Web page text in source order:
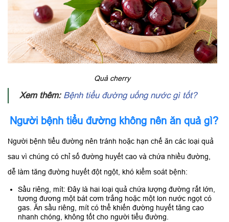
Quả cherry
Xem thêm: Bệnh tiểu đường uống nước gì tốt?
Người bệnh tiểu đường không nên ăn quả gì?
Người bệnh tiểu đường nên tránh hoặc hạn chế ăn các loại quả
sau vì chúng có chỉ số đường huyết cao và chứa nhiều đường,
dễ làm tăng đường huyết đột ngột, khó kiểm soát bệnh:
Sầu riêng, mít: Đây là hai loại quả chứa lượng đường rất lớn,
tương đương một bát cơm trắng hoặc một lon nước ngọt có
gas. Ăn sầu riêng, mít có thể khiến đường huyết tăng cao
nhanh chóng, không tốt cho người tiểu đường.